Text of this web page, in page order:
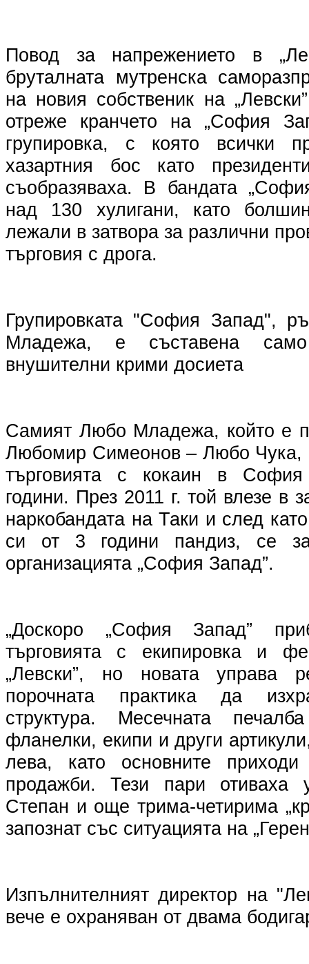
Повод за напрежението в
бруталната мутренска
на новия собственик на
отреже кранчето на „София
групировка, с която всички
хазартния бос като
съобразяваха. В бандата
над 130 хулигани, като
лежали в затвора за различни
търговия с дрога.
Групировката "София Запад",
Младежа, е съставена
внушителни крими досиета
Самият Любо Младежа, който е
Любомир Симеонов – Любо Чука,
търговията с кокаин в София
години. През 2011 г. той влезе в
наркобандата на Таки и след
си от 3 години пандиз, се
организацията „София Запад”.
„Доскоро „София Запад”
търговията с екипировка и
„Левски”, но новата
порочната практика да
структура. Месечната
фланелки, екипи и други
лева, като основните
продажби. Тези пари
Степан и още трима-четирима
запознат със ситуацията на
Изпълнителният директор на
вече е охраняван от двама